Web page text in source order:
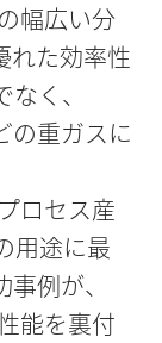
幅広い分
れた効率性
く、
の重ガスに
ロセス産
用途に最
例が、
能を裏付